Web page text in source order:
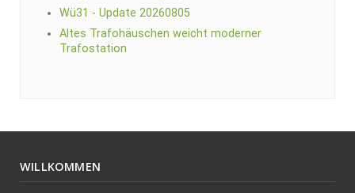
Wü31 - Update 20260805
Altes Trafohäuschen weicht moderner
Trafostation
WILLKOMMEN